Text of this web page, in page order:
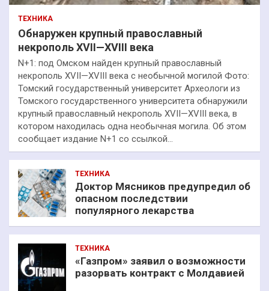
ТЕХНИКА
Обнаружен крупный православный
некрополь XVII—XVIII века
N+1: под Омском найден крупный православный
некрополь XVII—XVIII века с необычной могилой Фото:
Томский государственный университет Археологи из
Томского государственного университета обнаружили
крупный православный некрополь XVII—XVIII века, в
котором находилась одна необычная могила. Об этом
сообщает издание N+1 со ссылкой…
ТЕХНИКА
Доктор Мясников предупредил об
опасном последствии
популярного лекарства
ТЕХНИКА
«Газпром» заявил о возможности
разорвать контракт с Молдавией